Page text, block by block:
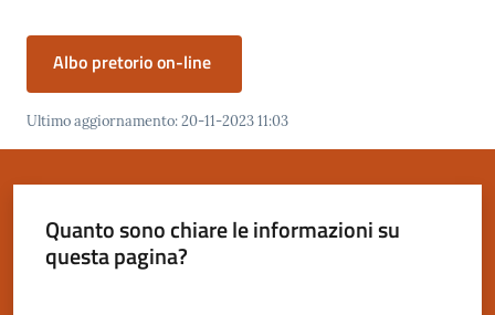
Servizi
Vivere
Albo pretorio on-line
Ultimo aggiornamento:20-11-2023 11:03
Quanto sono chiare le informazioni su
questa pagina?